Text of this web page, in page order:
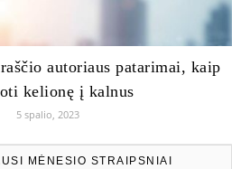
autoriaus patarimai, kaip
kelionę į kalnus
5 spalio, 2023
MĖNESIO STRAIPSNIAI